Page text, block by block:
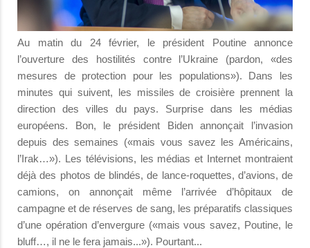
Au matin du 24 février, le président Poutine annonce
l’ouverture des hostilités contre l’Ukraine (pardon, «des
mesures de protection pour les populations»). Dans les
minutes qui suivent, les missiles de croisière prennent la
direction des villes du pays. Surprise dans les médias
européens. Bon, le président Biden annonçait l’invasion
depuis des semaines («mais vous savez les Américains,
l’Irak…»). Les télévisions, les médias et Internet montraient
déjà des photos de blindés, de lance-roquettes, d’avions, de
camions, on annonçait même l’arrivée d’hôpitaux de
campagne et de réserves de sang, les préparatifs classiques
d’une opération d’envergure («mais vous savez, Poutine, le
bluff…, il ne le fera jamais...»). Pourtant...